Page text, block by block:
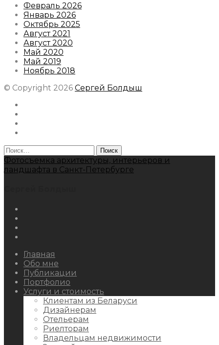
Февраль 2026
Январь 2026
Октябрь 2025
Август 2021
Август 2020
Май 2020
Май 2019
Ноябрь 2018
© Copyright 2026 Сергей Болдыш
Найти:
Фотосъемка архитектуры, интерьеров и
ландшафта в Санкт-Петербурге
Главная
Обо мне
Публикации
Портфолио
Услуги и стоимость
Клиентам из Беларуси
Дизайнерам
Отельерам
Риелторам
Владельцам недвижимости